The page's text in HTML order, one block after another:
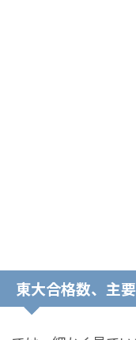
東大合格数、主